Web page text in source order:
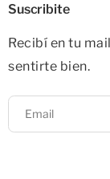
Suscribite
Recibí en tu
sentirte bien.